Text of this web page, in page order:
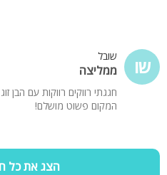
שו שובל
ממליצה
חגגתי רווקים רווקות עם הבן
המקום פשוט מושלם!
הצג את כל